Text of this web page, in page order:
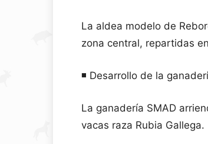
La aldea modelo de
zona central, repartidas
◾️ Desarrollo de la
La ganadería SMAD
vacas raza Rubia Gallega.